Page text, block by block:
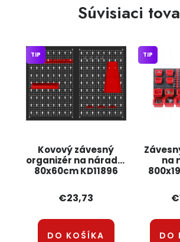
Súvisiaci
Kovový závesný
organizér na náradie
80x60cm KD11896
TIP
€23,73
DO KOŠÍKA
na
TIP
DO